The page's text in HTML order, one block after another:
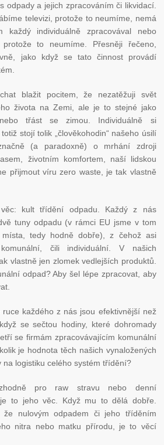
odpady a jejich zpracováním či likvidací.
televizi, protože to neumíme, nemá
každý individuálně zpracovával nebo
to neumíme. Přesněji řečeno,
jako když se tato činnost provádí
blažit pocitem, že nezatěžuji svět
života na Zemi, ale je to stejné jako
třást se zimou. Individuálně si
stojí tolik „člověkohodin“ našeho úsilí
(a paradoxně) o mrhání zdroji
životním komfortem, naší lidskou
přijmout víru zero waste, je tak vlastně
kult třídění odpadu. Každý z nás
tuny odpadu (v rámci EU jsme v tom
tedy hodně dobře), z čehož asi
čili individuální. V našich
vlastně jen zlomek vedlejších produktů.
odpad? Aby šel lépe zpracovat, aby
každého z nás jsou efektivnější než
se sečtou hodiny, které dohromady
se firmám zpracovávajícím komunální
je hodnota těch našich vynaložených
na logistiku celého systém třídění?
pro raw stravu nebo denní
je to jeho věc. Když mu to dělá dobře.
nulovým odpadem či jeho tříděním
nitra nebo matku přírodu, je to věcí